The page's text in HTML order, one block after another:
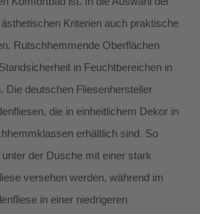
Kriterien auch praktische
Rutschhemmende Oberflächen
in Feuchtbereichen in
Die deutschen Fliesenhersteller
die in einheitlichem Dekor in
erhältlich sind. So
der Dusche mit einer stark
versehen werden, während im
in einer niedrigeren